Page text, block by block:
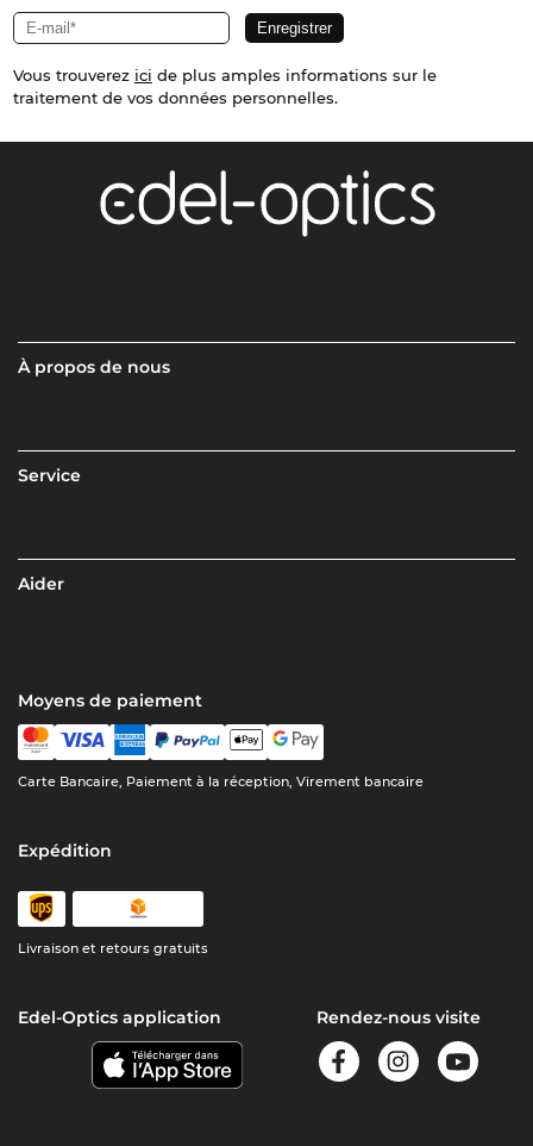
Vous trouverez ici de plus amples informations sur le
traitement de vos données personnelles.
À propos de nous
Service
Aider
Moyens de paiement
Carte Bancaire, Paiement à la réception, Virement bancaire
Expédition
Livraison et retours gratuits
Edel-Optics application Rendez-nous visite